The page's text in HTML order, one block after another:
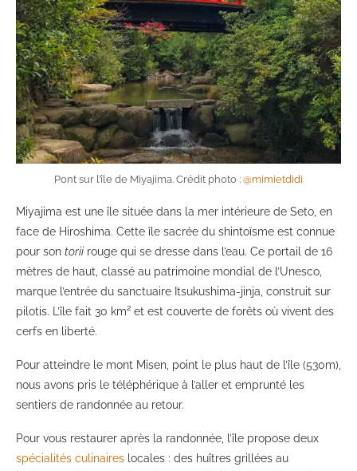
Pont sur l’île de Miyajima. Crédit photo : @mimietdidi
Miyajima est une île située dans la mer intérieure de Seto, en
face de Hiroshima. Cette île sacrée du shintoïsme est connue
pour son torii rouge qui se dresse dans l’eau. Ce portail de 16
mètres de haut, classé au patrimoine mondial de l’Unesco,
marque l’entrée du sanctuaire Itsukushima-jinja, construit sur
pilotis. L’île fait 30 km² et est couverte de forêts où vivent des
cerfs en liberté.
Pour atteindre le mont Misen, point le plus haut de l’île (530m),
nous avons pris le téléphérique à l’aller et emprunté les
sentiers de randonnée au retour.
Pour vous restaurer après la randonnée, l’île propose deux
spécialités culinaires locales : des huîtres grillées au